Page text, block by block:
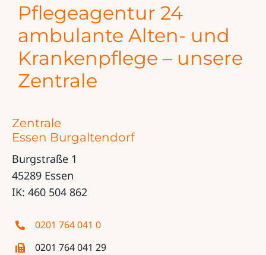
Pflegeagentur 24
ambulante Alten- und
Krankenpflege – unsere
Zentrale
Zentrale
Essen Burgaltendorf
Burgstraße 1
45289 Essen
IK: 460 504 862
0201 764 041 0
0201 764 041 29